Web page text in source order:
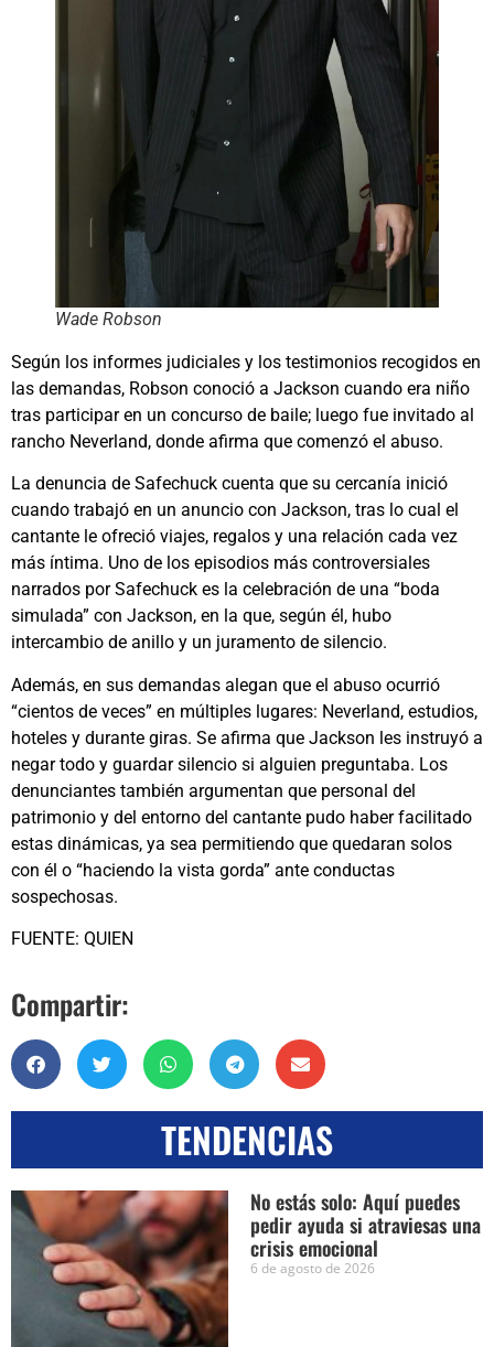
Wade Robson
Según los informes judiciales y los testimonios recogidos en
las demandas, Robson conoció a Jackson cuando era niño
tras participar en un concurso de baile; luego fue invitado al
rancho Neverland, donde afirma que comenzó el abuso.
La denuncia de Safechuck cuenta que su cercanía inició
cuando trabajó en un anuncio con Jackson, tras lo cual el
cantante le ofreció viajes, regalos y una relación cada vez
más íntima. Uno de los episodios más controversiales
narrados por Safechuck es la celebración de una “boda
simulada” con Jackson, en la que, según él, hubo
intercambio de anillo y un juramento de silencio.
Además, en sus demandas alegan que el abuso ocurrió
“cientos de veces” en múltiples lugares: Neverland, estudios,
hoteles y durante giras. Se afirma que Jackson les instruyó a
negar todo y guardar silencio si alguien preguntaba. Los
denunciantes también argumentan que personal del
patrimonio y del entorno del cantante pudo haber facilitado
estas dinámicas, ya sea permitiendo que quedaran solos
con él o “haciendo la vista gorda” ante conductas
sospechosas.
FUENTE: QUIEN
Compartir:
TENDENCIAS
No estás solo: Aquí puedes
pedir ayuda si atraviesas una
crisis emocional
6 de agosto de 2026